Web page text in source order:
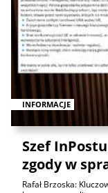
INFORMACJE
Szef
zgody w
Rafał Brzoska: